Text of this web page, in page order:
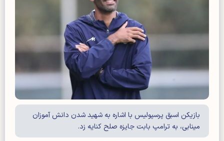
بازیکن اسبق پرسپولیس با اشاره به شهید شدن دانش آموزان
مینابی، به ترامپ بابت جایزه صلح کنایه زد.